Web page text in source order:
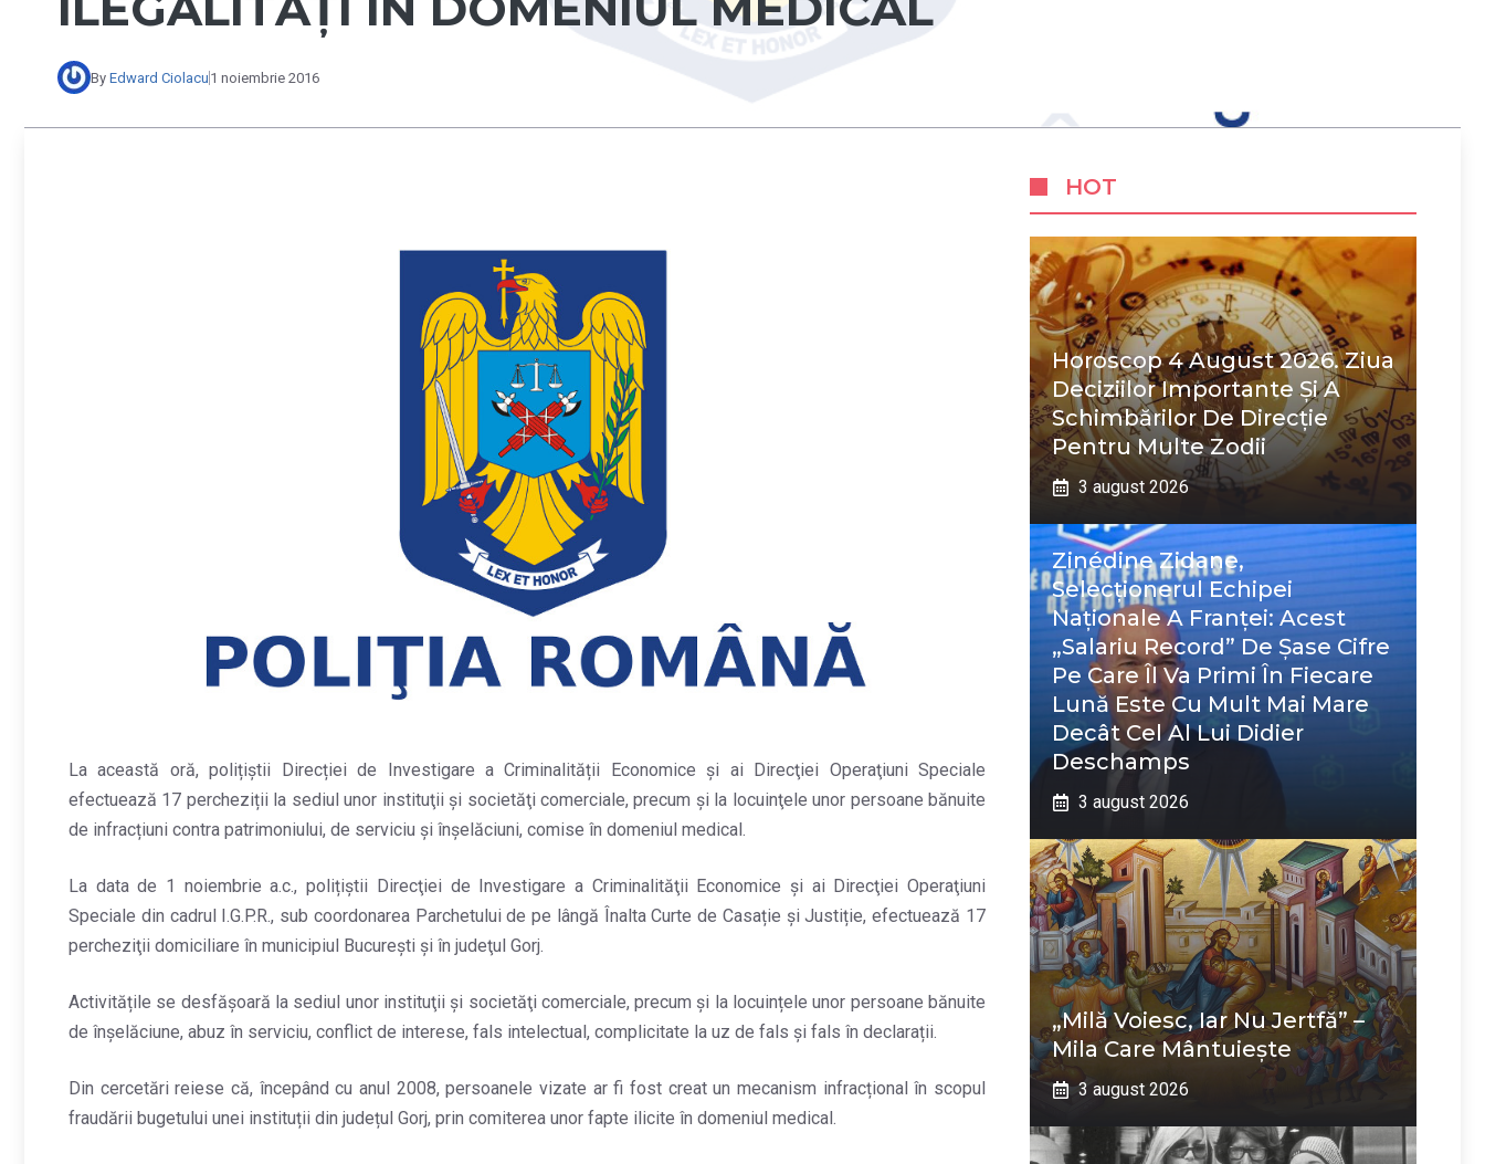
By Edward Ciolacu 1 noiembrie 2016
La această oră, polițiștii Direcției de Investigare a Criminalității Economice și ai Direcţiei Operaţiuni Speciale
efectuează 17 percheziții la sediul unor instituţii şi societăţi comerciale, precum şi la locuinţele unor persoane bănuite
de infracțiuni contra patrimoniului, de serviciu și înșelăciuni, comise în domeniul medical.
La data de 1 noiembrie a.c., polițiștii Direcţiei de Investigare a Criminalităţii Economice și ai Direcţiei Operaţiuni
Speciale din cadrul I.G.P.R., sub coordonarea Parchetului de pe lângă Înalta Curte de Casație și Justiție, efectuează 17
percheziţii domiciliare în municipiul Bucureşti şi în judeţul Gorj.
Activitățile se desfășoară la sediul unor instituţii şi societăţi comerciale, precum şi la locuințele unor persoane bănuite
de înșelăciune, abuz în serviciu, conflict de interese, fals intelectual, complicitate la uz de fals și fals în declarații.
Din cercetări reiese că, începând cu anul 2008, persoanele vizate ar fi fost creat un mecanism infracțional în scopul
fraudării bugetului unei instituții din județul Gorj, prin comiterea unor fapte ilicite în domeniul medical.
HOT
Horoscop 4 August 2026. Ziua
Deciziilor Importante Și A
Schimbărilor De Direcție
Pentru Multe Zodii
3 august 2026
Zinédine Zidane,
Selecționerul Echipei
Naționale A Franței: Acest
„salariu Record” De Șase Cifre
Pe Care Îl Va Primi În Fiecare
Lună Este Cu Mult Mai Mare
Decât Cel Al Lui Didier
Deschamps
3 august 2026
„Milă Voiesc, Iar Nu Jertfă” –
Mila Care Mântuiește
3 august 2026